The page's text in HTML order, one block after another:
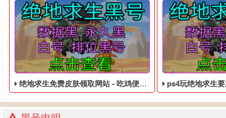
绝地求生免费皮肤领取网站 - 吃鸡便宜的临时黑号 ps4玩绝地求生要加速